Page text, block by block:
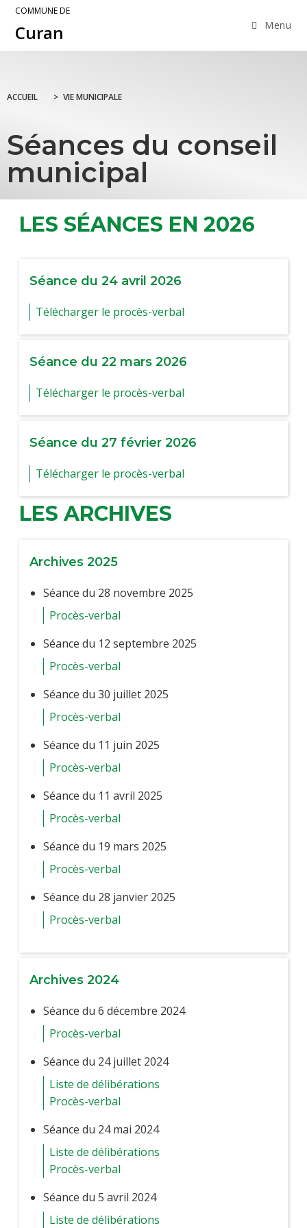
COMMUNE DE
Curan Menu
ACCUEIL > VIE MUNICIPALE
Séances du conseil
municipal
LES SÉANCES EN 2026
Séance du 24 avril 2026
Télécharger le procès-verbal
Séance du 22 mars 2026
Télécharger le procès-verbal
Séance du 27 février 2026
Télécharger le procès-verbal
LES ARCHIVES
Archives 2025
Séance du 28 novembre 2025
Procès-verbal
Séance du 12 septembre 2025
Procès-verbal
Séance du 30 juillet 2025
Procès-verbal
Séance du 11 juin 2025
Procès-verbal
Séance du 11 avril 2025
Procès-verbal
Séance du 19 mars 2025
Procès-verbal
Séance du 28 janvier 2025
Procès-verbal
Archives 2024
Séance du 6 décembre 2024
Procès-verbal
Séance du 24 juillet 2024
Liste de délibérations
Procès-verbal
Séance du 24 mai 2024
Liste de délibérations
Procès-verbal
Séance du 5 avril 2024
Liste de délibérations